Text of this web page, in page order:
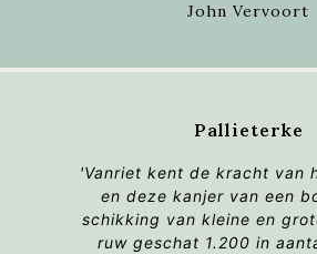
John Vervoort
Pallieterke
'Vanriet kent de kracht van
en deze kanjer van een
schikking van kleine en
ruw geschat 1.200 in